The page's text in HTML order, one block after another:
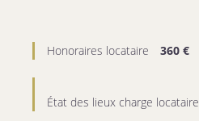
Honoraires locataire 360 €
État des lieux charge locataire